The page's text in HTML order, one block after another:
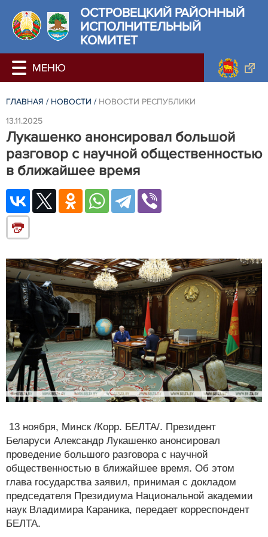
ОСТРОВЕЦКИЙ РАЙОННЫЙ
ИСПОЛНИТЕЛЬНЫЙ
КОМИТЕТ
ГЛАВНАЯ / НОВОСТИ / НОВОСТИ РЕСПУБЛИКИ
13.11.2025
Лукашенко анонсировал большой
разговор с научной общественностью
в ближайшее время
13 ноября, Минск /Корр. БЕЛТА/. Президент
Беларуси Александр Лукашенко анонсировал
проведение большого разговора с научной
общественностью в ближайшее время. Об этом
глава государства заявил, принимая с докладом
председателя Президиума Национальной академии
наук Владимира Караника, передает корреспондент
БЕЛТА.